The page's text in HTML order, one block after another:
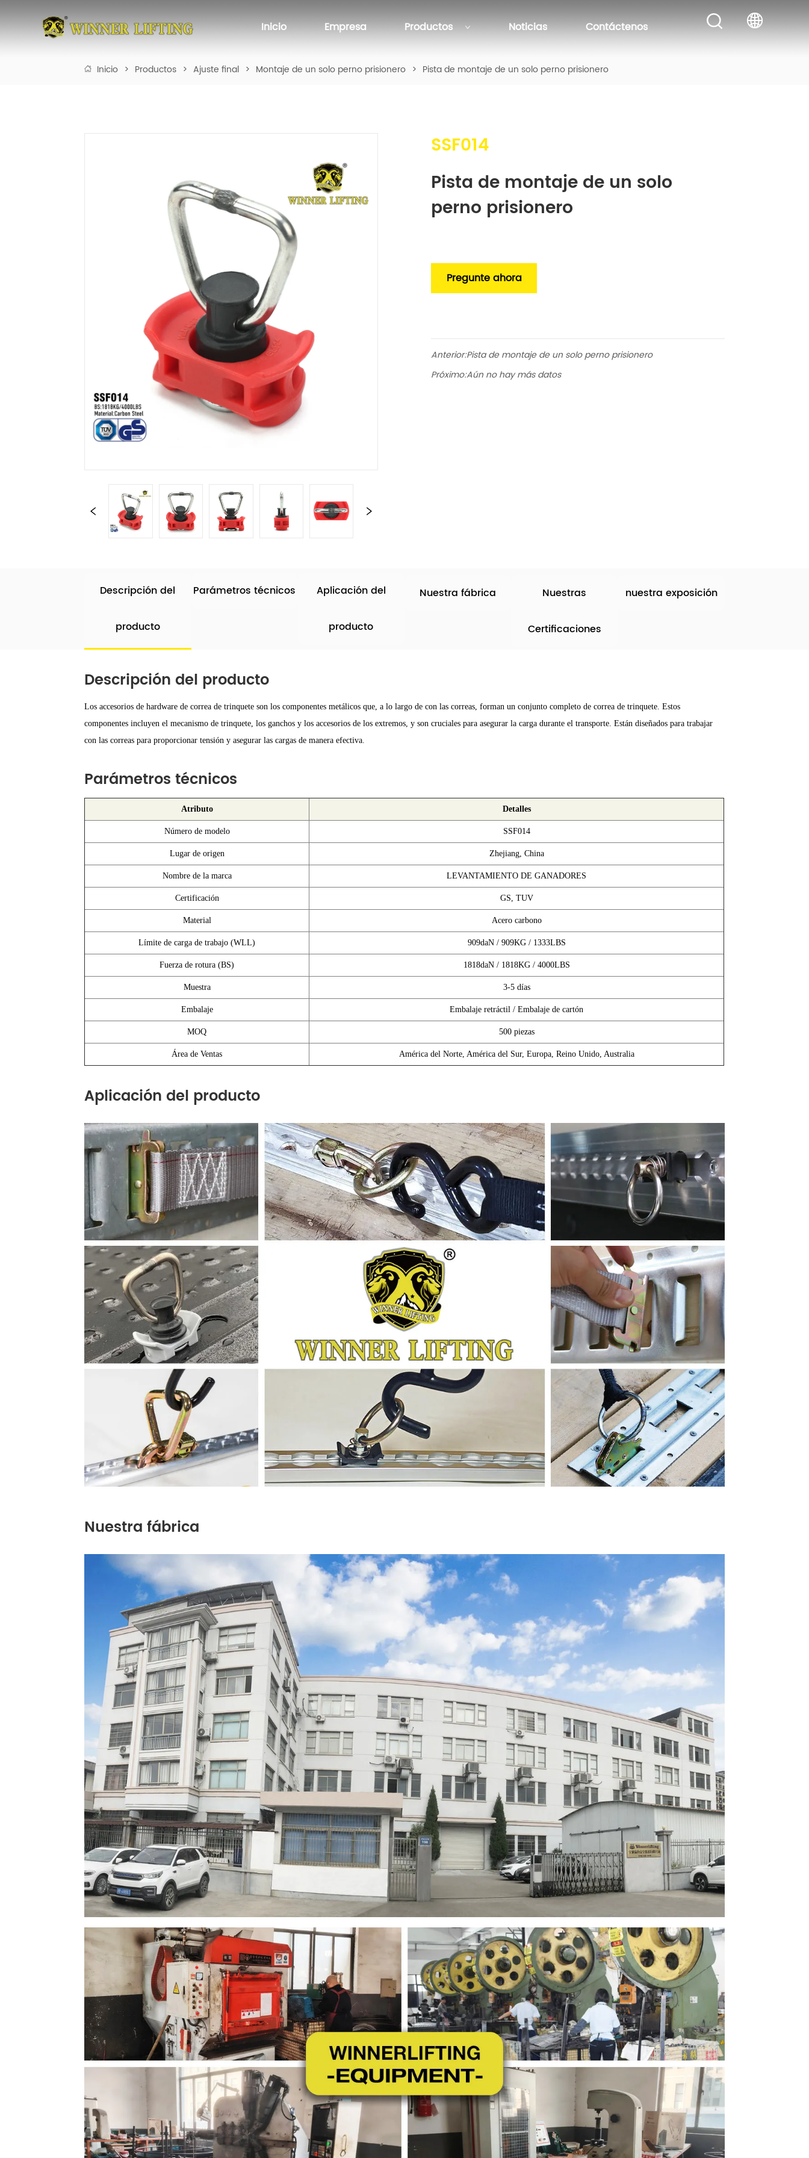
Inicio Empresa Productos Noticias Contáctenos
Inicio > Productos > Ajuste final > Montaje de un solo perno prisionero > Pista de montaje de un solo perno prisionero
SSF014
Pista de montaje de un solo
perno prisionero
Pregunte ahora
Anterior:Pista de montaje de un solo perno prisionero
Próximo:Aún no hay más datos
Descripción del
producto
Parámetros técnicos Aplicación del
producto
Nuestra fábrica Nuestras
Certificaciones
nuestra exposición
Descripción del producto
Los accesorios de hardware de correa de trinquete son los componentes metálicos que, a lo largo de con las correas, forman un conjunto completo de correa de trinquete. Estos
componentes incluyen el mecanismo de trinquete, los ganchos y los accesorios de los extremos, y son cruciales para asegurar la carga durante el transporte. Están diseñados para trabajar
con las correas para proporcionar tensión y asegurar las cargas de manera efectiva.
Parámetros técnicos
Atributo Detalles
Número de modelo SSF014
Lugar de origen Zhejiang, China
Nombre de la marca LEVANTAMIENTO DE GANADORES
Certificación GS, TUV
Material Acero carbono
Límite de carga de trabajo (WLL) 909daN / 909KG / 1333LBS
Fuerza de rotura (BS) 1818daN / 1818KG / 4000LBS
Muestra 3-5 días
Embalaje Embalaje retráctil / Embalaje de cartón
MOQ 500 piezas
Área de Ventas América del Norte, América del Sur, Europa, Reino Unido, Australia
Aplicación del producto
Nuestra fábrica